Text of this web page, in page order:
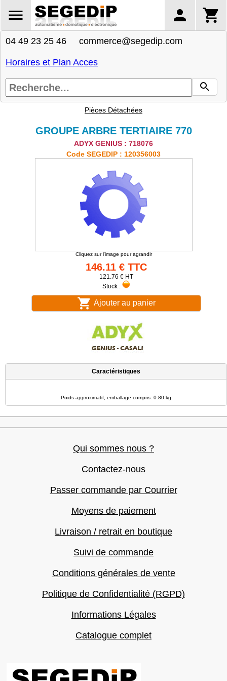
04 49 23 25 46 commerce@segedip.com
Horaires et Plan Acces
Pièces Détachées
GROUPE ARBRE TERTIAIRE 770
ADYX GENIUS : 718076
Code SEGEDIP : 120356003
Cliquez sur l'image pour agrandir
146.11 € TTC
121.76 € HT
Stock :
Ajouter au panier
Caractéristiques
Poids approximatif, emballage compris: 0.80 kg
Qui sommes nous ?
Contactez-nous
Passer commande par Courrier
Moyens de paiement
Livraison / retrait en boutique
Suivi de commande
Conditions générales de vente
Politique de Confidentialité (RGPD)
Informations Légales
Catalogue complet